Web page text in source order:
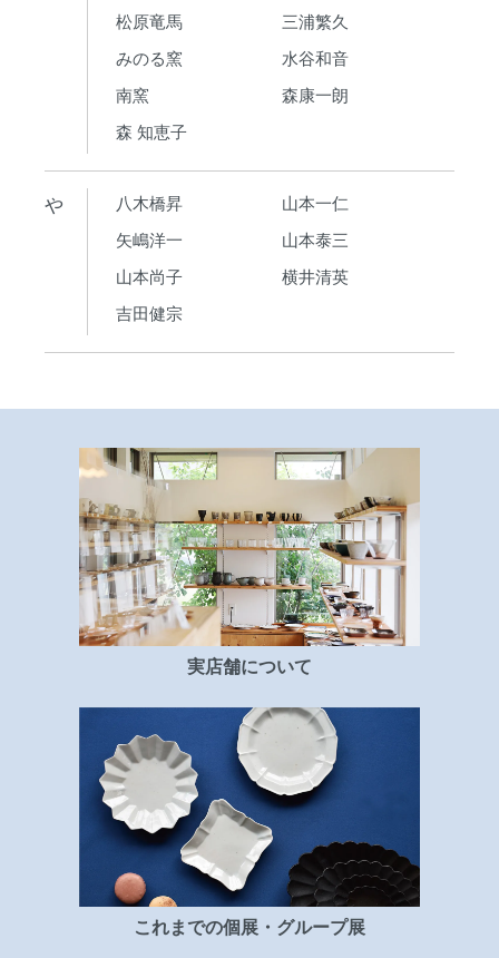
松原竜馬
三浦繁久
みのる窯
水谷和音
南窯
森康一朗
森 知恵子
や 八木橋昇
山本一仁
矢嶋洋一
山本泰三
山本尚子
横井清英
吉田健宗
実店舗について
これまでの個展・グループ展